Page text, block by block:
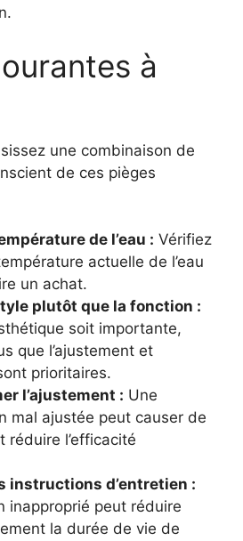
à
une combinaison de
de ces pièges
de l’eau : Vérifiez
actuelle de l’eau
un achat.
plutôt que la fonction :
soit importante,
que l’ajustement et
prioritaires.
l’ajustement : Une
mal ajustée peut causer de
réduire l’efficacité
instructions d’entretien :
inapproprié peut réduire
la durée de vie de